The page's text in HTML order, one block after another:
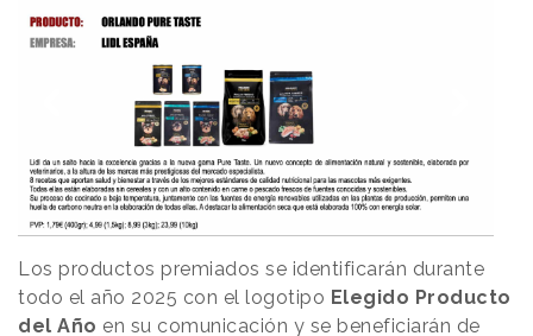
Los productos premiados se identificarán durante
todo el año 2025 con el logotipo Elegido Producto
del Año en su comunicación y se beneficiarán de